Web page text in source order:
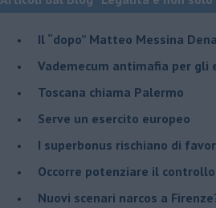
Il “dopo” Matteo Messina
Vademecum antimafia per gli
Toscana chiama Palermo
Serve un esercito europeo
I superbonus rischiano di
Occorre potenziare il
​Nuovi scenari narcos a